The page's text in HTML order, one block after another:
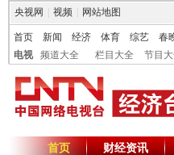
央视网 视频 网站地图
首页 新闻 经济 体育 综艺 春
电视
频道大全 栏目大全 节目
首页 财经资讯